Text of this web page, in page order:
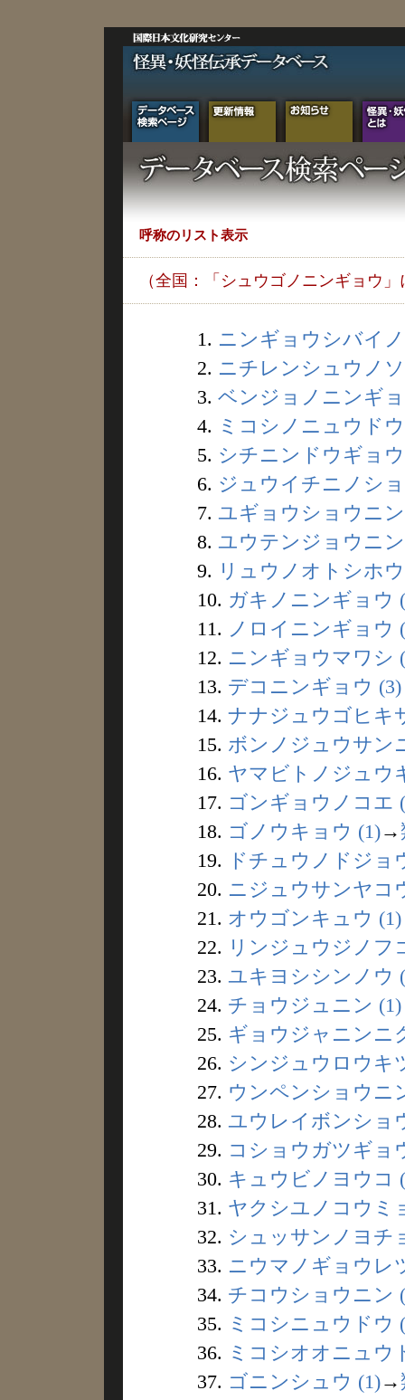
呼称のリスト表示
（全国：「シュウゴノニンギョウ
1. ニンギョウシバイ
2. ニチレンシュウノ
3. ベンジョノニンギ
4. ミコシノニュウド
5. シチニンドウギョ
6. ジュウイチニノシ
7. ユギョウショウニ
8. ユウテンジョウニ
9. リュウノオトシホ
10. ガキノニンギョウ
11. ノロイニンギョウ
12. ニンギョウマワシ
13. デコニンギョウ (3)
14. ナナジュウゴヒキ
15. ボンノジュウサン
16. ヤマビトノジュウ
17. ゴンギョウノコエ
18. ゴノウキョウ (1)→
19.
ドチュウノドジョ
20. ニジュウサンヤコ
21. オウゴンキュウ (1)
22. リンジュウジノフ
23. ユキヨシシンノウ
24. チョウジュニン (1)
25. ギョウジャニンニ
26. シンジュウロウキ
27. ウンペンショウニ
28. ユウレイボンショ
29. コショウガツギョ
30. キュウビノヨウコ
31. ヤクシユノコウミ
32. シュッサンノヨチ
33. ニウマノギョウレ
34. チコウショウニン
35. ミコシニュウドウ
36. ミコシオオニュウ
37. ゴニンシュウ (1)→